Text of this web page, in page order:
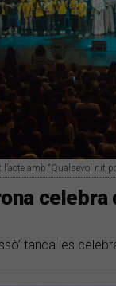
amb “Qualsevol nit
tanca les